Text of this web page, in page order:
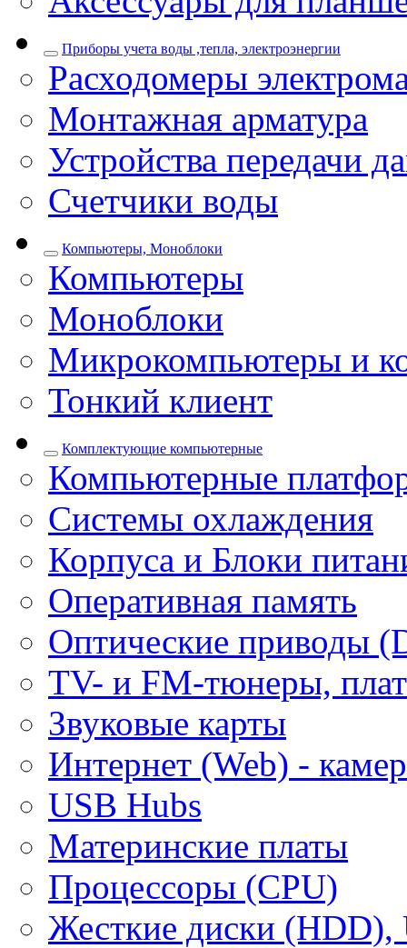
Приборы учета воды ,тепла, электроэнергии
Расходомеры
Монтажная арматура
Устройства передачи
Счетчики воды
Компьютеры, Моноблоки
Компьютеры
Моноблоки
Микрокомпьютеры и
Тонкий клиент
Комплектующие компьютерные
Компьютерные
Системы охлаждения
Корпуса и Блоки
Оперативная память
Оптические приводы
ТV- и FM-тюнеры,
Звуковые карты
Интернет (Web) -
USB Hubs
Материнские платы
Процессоры (CPU)
Жесткие диски (HDD),